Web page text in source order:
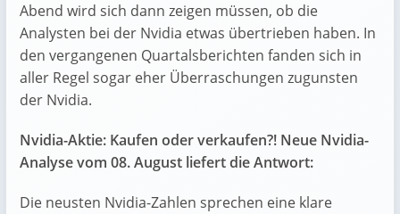
Abend wird sich dann zeigen müssen, ob die
Analysten bei der Nvidia etwas übertrieben haben. In
den vergangenen Quartalsberichten fanden sich in
aller Regel sogar eher Überraschungen zugunsten
der Nvidia.
Nvidia-Aktie: Kaufen oder verkaufen?! Neue Nvidia-
Analyse vom 08. August liefert die Antwort:
Die neusten Nvidia-Zahlen sprechen eine klare